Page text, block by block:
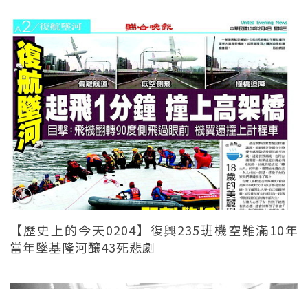
【歷史上的今天0204】復興235班機空難滿10年
當年墜基隆河釀43死悲劇